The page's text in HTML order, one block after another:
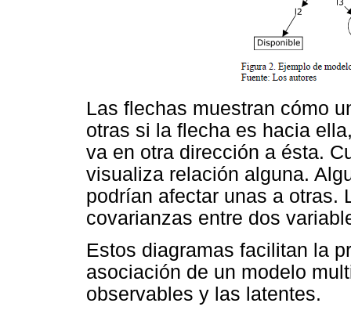
Las flechas muestran cómo
otras si la flecha es hacia
va en otra dirección a ésta.
visualiza relación alguna.
podrían afectar unas a otras.
covarianzas entre dos
Estos diagramas facilitan la
asociación de un modelo
observables y las latentes.